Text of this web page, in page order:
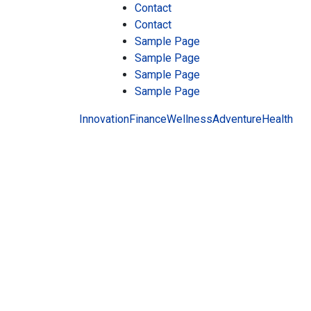
Contact
Contact
Sample Page
Sample Page
Sample Page
Sample Page
InnovationFinanceWellnessAdventureHealth